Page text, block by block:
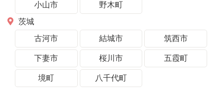
小山市
野木町
茨城
古河市
結城市 筑西市
下妻市 桜川市 五霞町
境町 八千代町